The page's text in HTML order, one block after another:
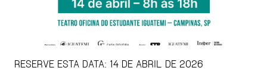
RESERVE ESTA DATA: 14 DE ABRIL DE 2026